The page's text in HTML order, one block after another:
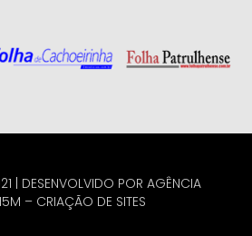
| DESENVOLVIDO POR AGÊNCIA
– CRIAÇÃO DE SITES